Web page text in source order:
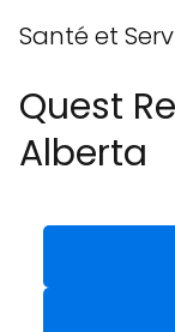
Santé et
Quest
Alberta